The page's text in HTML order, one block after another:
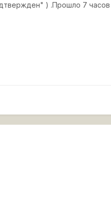
) .Прошло 7 часов